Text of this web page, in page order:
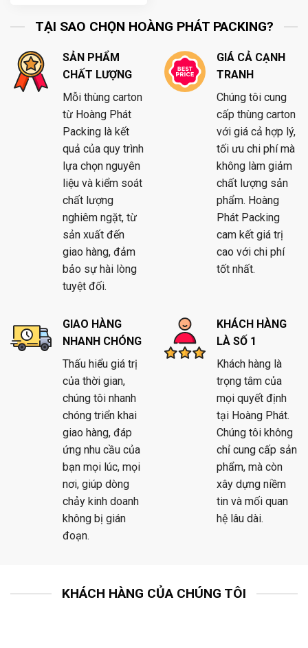
TẠI SAO CHỌN HOÀNG PHÁT PACKING?
SẢN PHẨM
CHẤT LƯỢNG
Mỗi thùng carton
từ Hoàng Phát
Packing là kết
quả của quy trình
lựa chọn nguyên
liệu và kiểm soát
chất lượng
nghiêm ngặt, từ
sản xuất đến
giao hàng, đảm
bảo sự hài lòng
tuyệt đối.
GIÁ CẢ CẠNH
TRANH
Chúng tôi cung
cấp thùng carton
với giá cả hợp lý,
tối ưu chi phí mà
không làm giảm
chất lượng sản
phẩm. Hoàng
Phát Packing
cam kết giá trị
cao với chi phí
tốt nhất.
GIAO HÀNG
NHANH CHÓNG
Thấu hiểu giá trị
của thời gian,
chúng tôi nhanh
chóng triển khai
giao hàng, đáp
ứng nhu cầu của
bạn mọi lúc, mọi
nơi, giúp dòng
chảy kinh doanh
không bị gián
đoạn.
KHÁCH HÀNG
LÀ SỐ 1
Khách hàng là
trọng tâm của
mọi quyết định
tại Hoàng Phát.
Chúng tôi không
chỉ cung cấp sản
phẩm, mà còn
xây dựng niềm
tin và mối quan
hệ lâu dài.
KHÁCH HÀNG CỦA CHÚNG TÔI